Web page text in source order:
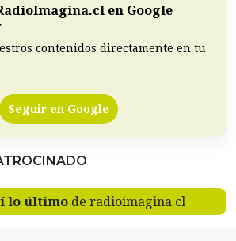
en Google
contenidos directamente en tu
Seguir en Google
lo últimode radioimagina.cl